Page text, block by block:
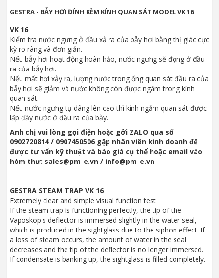
GESTRA - BẪY HƠI ĐÍNH KÈM KÍNH QUAN SÁT MODEL VK 16
VK 16
Kiểm tra nước ngưng ở đầu xả ra của bẫy hơi bằng thị giác cực
kỳ rõ ràng và đơn giản.
Nếu bẫy hơi hoạt động hoàn hảo, nước ngưng sẽ đọng ở đầu
ra của bẫy hơi.
Nếu mất hơi xảy ra, lượng nước trong ống quan sát đầu ra của
bẫy hơi sẽ giảm và nước không còn được ngâm trong kính
quan sát.
Nếu nước ngưng tụ dâng lên cao thì kính ngắm quan sát được
lấp đầy nước ở đầu ra của bẫy.
Anh chị vui lòng gọi điện hoặc gởi ZALO qua số
0902720814 / 0907450506 gặp nhân viên kinh doanh để
được tư vấn kỹ thuật và báo giá cụ thể hoặc email vào
hòm thư: sales@pm-e.vn / info@pm-e.vn
GESTRA STEAM TRAP VK 16
Extremely clear and simple visual function test
If the steam trap is functioning perfectly, the tip of the
Vaposkop's deflector is immersed slightly in the water seal,
which is produced in the sightglass due to the siphon effect. If
a loss of steam occurs, the amount of water in the seal
decreases and the tip of the deflector is no longer immersed.
If condensate is banking up, the sightglass is filled completely.